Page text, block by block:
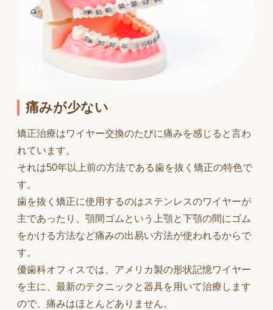
痛みが少ない
矯正治療はワイヤー交換のたびに痛みを感じると言わ
れています。
それは50年以上前の方法である歯を抜く矯正の特色で
す。
歯を抜く矯正に使用するのはステンレスのワイヤーが
主であったり、顎間ゴムという上顎と下顎の間にゴム
をかける方法など痛みの出易い方法が使われるからで
す。
優歯科オフィスでは、アメリカ製の形状記憶ワイヤー
を主に、最新のテクニックと器具を用いて治療します
ので、痛みはほとんどありません。